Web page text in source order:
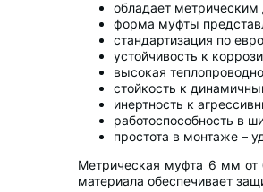
обладает
форма муфты
стандартизация по
устойчивость к
высокая
стойкость к
инертность к
работоспособность в
простота в монтаже –
Метрическая муфта 6 мм от
материала обеспечивает